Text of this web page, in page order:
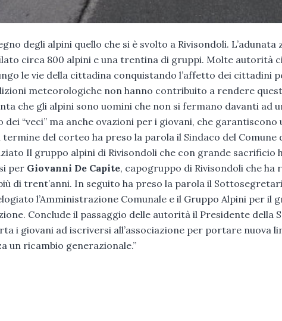
degli alpini quello che si è svolto a Rivisondoli.
circa 800 alpini e una trentina di gruppi. Molte autorità
le vie della cittadina conquistando l’affetto dei cittadini
meteorologiche non hanno contribuito a rendere
che gli alpini sono uomini che non si fermano davanti ad
dei “veci” ma anche ovazioni per i giovani, che
del corteo ha preso la parola il Sindaco del Comune
Il gruppo alpini di Rivisondoli che con grande sacrificio
per Giovanni De Capite, capogruppo di Rivisondoli che ha
di trent’anni. In seguito ha preso la parola il
l’Amministrazione Comunale e il Gruppo Alpini per il
Conclude il passaggio delle autorità il Presidente della
i giovani ad iscriversi all’associazione per portare nuova
un ricambio generazionale.”